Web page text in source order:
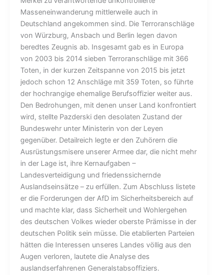
Masseneinwanderung mittlerweile auch in
Deutschland angekommen sind. Die Terroranschläge
von Würzburg, Ansbach und Berlin legen davon
beredtes Zeugnis ab. Insgesamt gab es in Europa
von 2003 bis 2014 sieben Terroranschläge mit 366
Toten, in der kurzen Zeitspanne von 2015 bis jetzt
jedoch schon 12 Anschläge mit 359 Toten, so führte
der hochrangige ehemalige Berufsoffizier weiter aus.
Den Bedrohungen, mit denen unser Land konfrontiert
wird, stellte Pazderski den desolaten Zustand der
Bundeswehr unter Ministerin von der Leyen
gegenüber. Detailreich legte er den Zuhörern die
Ausrüstungsmisere unserer Armee dar, die nicht mehr
in der Lage ist, ihre Kernaufgaben –
Landesverteidigung und friedenssichernde
Auslandseinsätze – zu erfüllen. Zum Abschluss listete
er die Forderungen der AfD im Sicherheitsbereich auf
und machte klar, dass Sicherheit und Wohlergehen
des deutschen Volkes wieder oberste Prämisse in der
deutschen Politik sein müsse. Die etablierten Parteien
hätten die Interessen unseres Landes völlig aus den
Augen verloren, lautete die Analyse des
auslandserfahrenen Generalstabsoffiziers.